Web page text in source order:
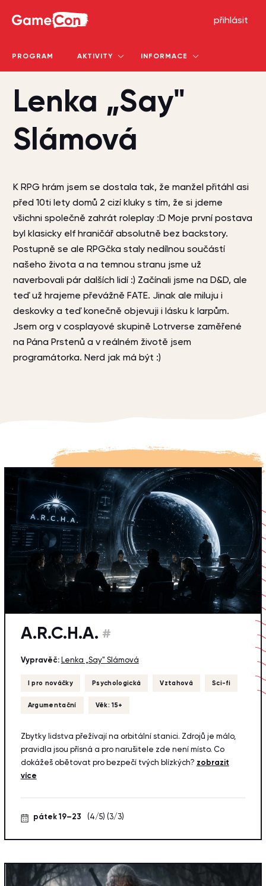
přihlásit
PROGRAM AKTIVITY INFORMACE
Lenka „Say"
Slámová
K RPG hrám jsem se dostala tak, že manžel přitáhl asi
před 10ti lety domů 2 cizí kluky s tím, že si jdeme
všichni společně zahrát roleplay :D Moje první postava
byl klasicky elf hraničář absolutně bez backstory.
Postupně se ale RPGčka staly nedílnou součástí
našeho života a na temnou stranu jsme už
naverbovali pár dalších lidí :) Začínali jsme na D&D, ale
teď už hrajeme převážně FATE. Jinak ale miluju i
deskovky a teď konečně objevuji i lásku k larpům.
Jsem org v cosplayové skupině Lotrverse zaměřené
na Pána Prstenů a v reálném životě jsem
programátorka. Nerd jak má být :)
A.R.C.H.A. #
Vypravěč: Lenka „Say" Slámová
I pro nováčky Psychologická Vztahová Sci-fi
Argumentační Věk: 15+
Zbytky lidstva přežívají na orbitální stanici. Zdrojů je málo,
pravidla jsou přísná a pro narušitele zde není místo. Co
dokážeš obětovat pro bezpečí tvých blízkých? zobrazit
více
pátek 19–23 (4/5) (3/3)